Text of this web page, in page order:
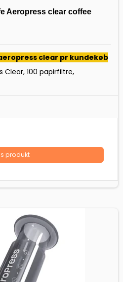
Aeropress clear coffee
clear pr kundekøb
Clear, 100 papirfiltre,
produkt